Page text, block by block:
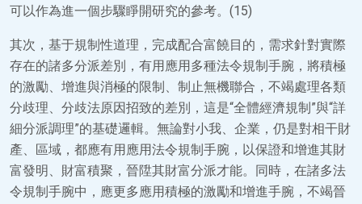
可以作為進一個步驟睜開研究的參考。(15)
其次，基于規制性道理，完成配合富饒目的，需求針對實際
存在的諸多分派差別，有用應用多種法令規制手腕，將積極
的激勵、增進與消極的限制、制止無機聯合，不竭處理各類
分歧理、分歧法原因招致的差別，這是“全體經濟規制”與“詳
細分派調理”的基礎邏輯。無論對小我、企業，仍是對相干財
產、區域，都應有用應用法令規制手腕，以保證和增進其財
富發明、財富積聚，晉陞其財富分派才能。同時，在諸多法
令規制手腕中，應更多應用積極的激勵和增進手腕，不竭晉